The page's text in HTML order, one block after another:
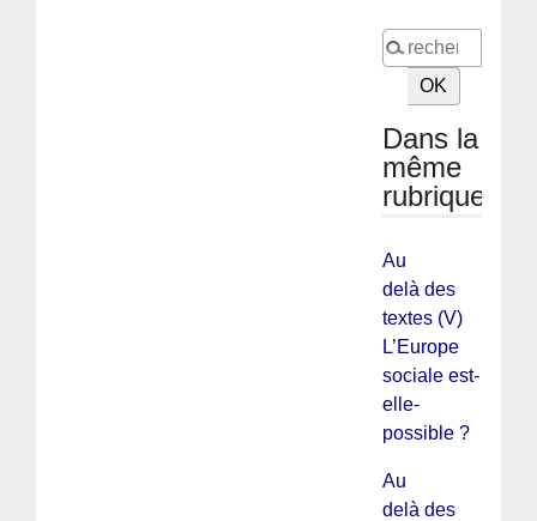
Dans la
même
rubrique
Au
delà des
textes (V)
L’Europe
sociale est-
elle-
possible ?
Au
delà des